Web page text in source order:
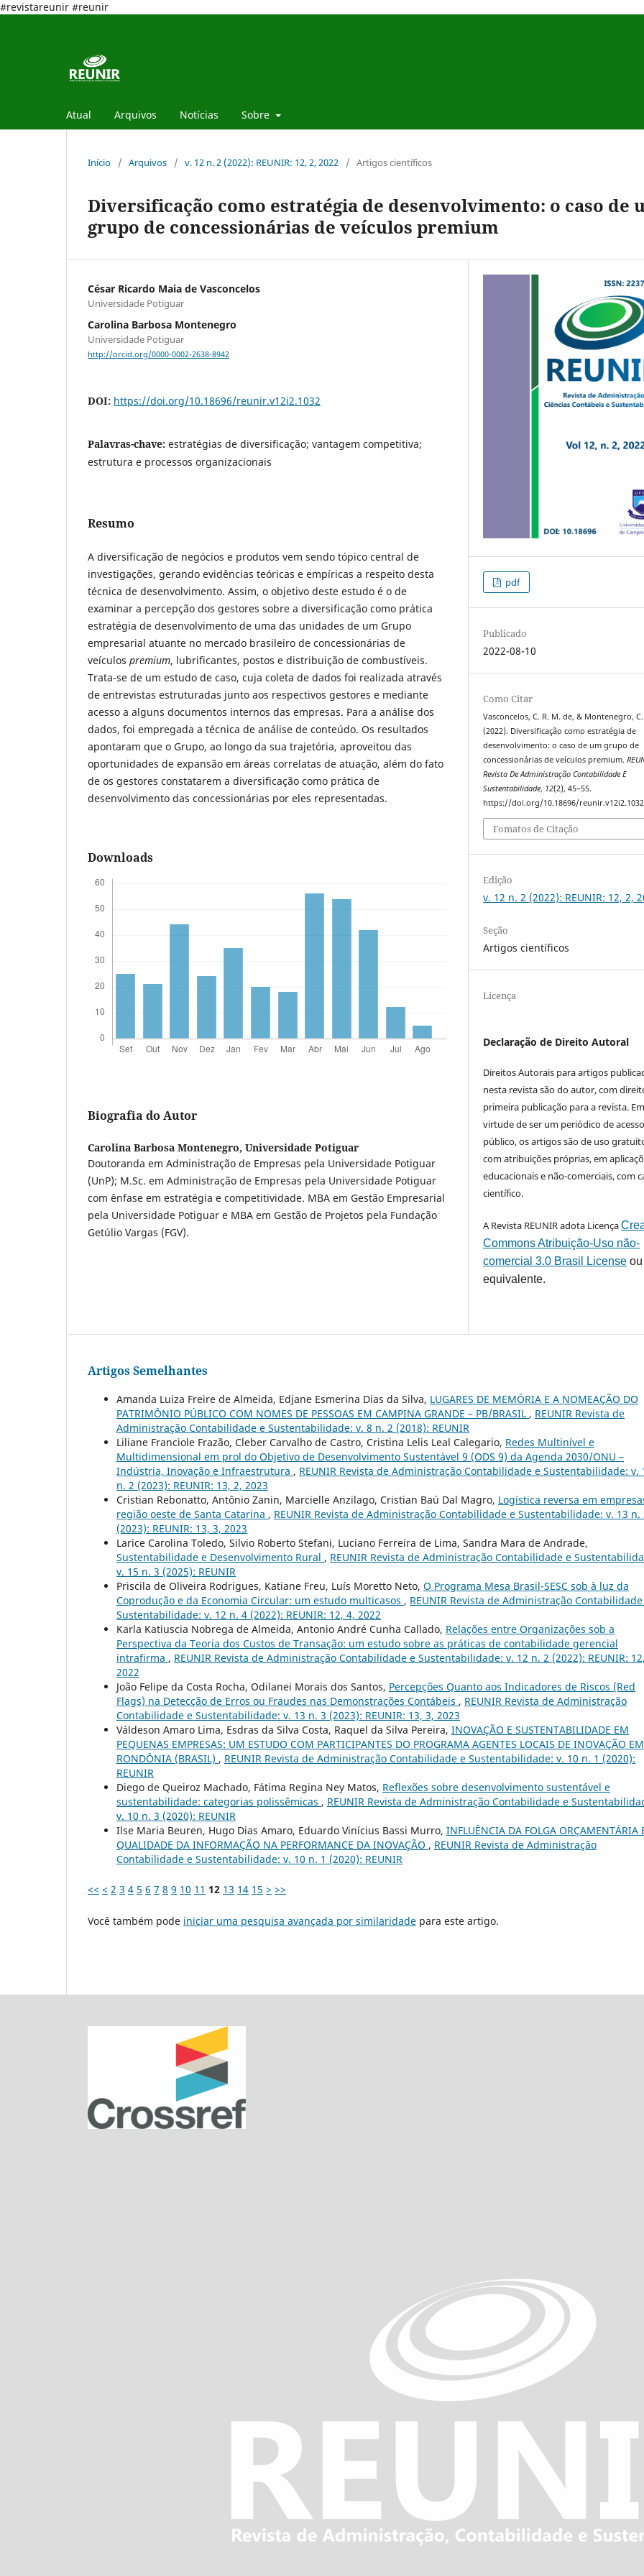
#revistareunir #reunir
Atual Arquivos Notícias Sobre
Início / Arquivos / v. 12 n. 2 (2022): REUNIR: 12, 2, 2022 / Artigos científicos
Diversificação como estratégia de desenvolvimento: o caso de
grupo de concessionárias de veículos premium
César Ricardo Maia de Vasconcelos
Universidade Potiguar
Carolina Barbosa Montenegro
Universidade Potiguar
http://orcid.org/0000-0002-2638-8942
DOI: https://doi.org/10.18696/reunir.v12i2.1032
Palavras-chave: estratégias de diversificação; vantagem competitiva;
estrutura e processos organizacionais
Resumo
A diversificação de negócios e produtos vem sendo tópico central de
investigações, gerando evidências teóricas e empíricas a respeito desta
técnica de desenvolvimento. Assim, o objetivo deste estudo é o de
examinar a percepção dos gestores sobre a diversificação como prática
estratégia de desenvolvimento de uma das unidades de um Grupo
empresarial atuante no mercado brasileiro de concessionárias de
veículos premium, lubrificantes, postos e distribuição de combustíveis.
Trata-se de um estudo de caso, cuja coleta de dados foi realizada através
de entrevistas estruturadas junto aos respectivos gestores e mediante
acesso a alguns documentos internos das empresas. Para a análise dos
dados, foi empregada a técnica de análise de conteúdo. Os resultados
apontaram que o Grupo, ao longo da sua trajetória, aproveitou das
oportunidades de expansão em áreas correlatas de atuação, além do fato
de os gestores constatarem a diversificação como prática de
desenvolvimento das concessionárias por eles representadas.
Downloads
Biografia do Autor
Carolina Barbosa Montenegro, Universidade Potiguar
Doutoranda em Administração de Empresas pela Universidade Potiguar
(UnP); M.Sc. em Administração de Empresas pela Universidade Potiguar
com ênfase em estratégia e competitividade. MBA em Gestão Empresarial
pela Universidade Potiguar e MBA em Gestão de Projetos pela Fundação
Getúlio Vargas (FGV).
pdf
Publicado
2022-08-10
Como Citar
Vasconcelos, C. R. M. de, & Montenegro, C.
(2022). Diversificação como estratégia de
desenvolvimento: o caso de um grupo de
concessionárias de veículos premium.
Revista De Administração Contabilidade E
Sustentabilidade, 12(2), 45–55.
https://doi.org/10.18696/reunir.v12i2.1032
Fomatos de Citação
Edição
v. 12 n. 2 (2022): REUNIR: 12, 2,
Seção
Artigos científicos
Licença
Declaração de Direito Autoral
Direitos Autorais para artigos
nesta revista são do autor, com
primeira publicação para a revista. Em
virtude de ser um periódico de acesso
público, os artigos são de uso
com atribuições próprias, em
educacionais e não-comerciais, com
científico.
A Revista REUNIR adota Licença
Commons Atribuição-Uso não-
comercial 3.0 Brasil License
equivalente.
Artigos Semelhantes
Amanda Luiza Freire de Almeida, Edjane Esmerina Dias da Silva, LUGARES DE MEMÓRIA E A NOMEAÇÃO DO
PATRIMÔNIO PÚBLICO COM NOMES DE PESSOAS EM CAMPINA GRANDE – PB/BRASIL , REUNIR Revista de
Administração Contabilidade e Sustentabilidade: v. 8 n. 2 (2018): REUNIR
Liliane Franciole Frazão, Cleber Carvalho de Castro, Cristina Lelis Leal Calegario, Redes Multinível e
Multidimensional em prol do Objetivo de Desenvolvimento Sustentável 9 (ODS 9) da Agenda 2030/ONU –
Indústria, Inovação e Infraestrutura , REUNIR Revista de Administração Contabilidade e Sustentabilidade: v.
n. 2 (2023): REUNIR: 13, 2, 2023
Cristian Rebonatto, Antônio Zanin, Marcielle Anzilago, Cristian Baú Dal Magro, Logística reversa em
região oeste de Santa Catarina , REUNIR Revista de Administração Contabilidade e Sustentabilidade: v. 13 n.
(2023): REUNIR: 13, 3, 2023
Larice Carolina Toledo, Silvio Roberto Stefani, Luciano Ferreira de Lima, Sandra Mara de Andrade,
Sustentabilidade e Desenvolvimento Rural , REUNIR Revista de Administração Contabilidade e
v. 15 n. 3 (2025): REUNIR
Priscila de Oliveira Rodrigues, Katiane Freu, Luís Moretto Neto, O Programa Mesa Brasil-SESC sob à luz da
Coprodução e da Economia Circular: um estudo multicasos , REUNIR Revista de Administração
Sustentabilidade: v. 12 n. 4 (2022): REUNIR: 12, 4, 2022
Karla Katiuscia Nobrega de Almeida, Antonio André Cunha Callado, Relações entre Organizações sob a
Perspectiva da Teoria dos Custos de Transação: um estudo sobre as práticas de contabilidade gerencial
intrafirma , REUNIR Revista de Administração Contabilidade e Sustentabilidade: v. 12 n. 2 (2022): REUNIR:
2022
João Felipe da Costa Rocha, Odilanei Morais dos Santos, Percepções Quanto aos Indicadores de Riscos (Red
Flags) na Detecção de Erros ou Fraudes nas Demonstrações Contábeis , REUNIR Revista de Administração
Contabilidade e Sustentabilidade: v. 13 n. 3 (2023): REUNIR: 13, 3, 2023
Váldeson Amaro Lima, Esdras da Silva Costa, Raquel da Silva Pereira, INOVAÇÃO E SUSTENTABILIDADE EM
PEQUENAS EMPRESAS: UM ESTUDO COM PARTICIPANTES DO PROGRAMA AGENTES LOCAIS DE INOVAÇÃO EM
RONDÔNIA (BRASIL) , REUNIR Revista de Administração Contabilidade e Sustentabilidade: v. 10 n. 1 (2020):
REUNIR
Diego de Queiroz Machado, Fátima Regina Ney Matos, Reflexões sobre desenvolvimento sustentável e
sustentabilidade: categorias polissêmicas , REUNIR Revista de Administração Contabilidade e
v. 10 n. 3 (2020): REUNIR
Ilse Maria Beuren, Hugo Dias Amaro, Eduardo Vinícius Bassi Murro, INFLUÊNCIA DA FOLGA ORÇAMENTÁRIA
QUALIDADE DA INFORMAÇÃO NA PERFORMANCE DA INOVAÇÃO , REUNIR Revista de Administração
Contabilidade e Sustentabilidade: v. 10 n. 1 (2020): REUNIR
<< < 2 3 4 5 6 7 8 9 10 11 12 13 14 15 > >>
Você também pode iniciar uma pesquisa avançada por similaridade para este artigo.